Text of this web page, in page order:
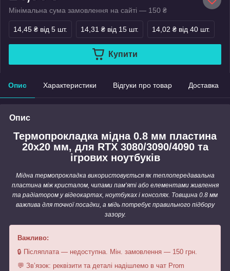
Мінімальна сума замовлення на сайті — 150 ₴
14,45 ₴ від 5 шт. 14,31 ₴ від 15 шт. 14,02 ₴ від 40 шт.
Купити
Опис Характеристики Відгуки про товар Доставка
Опис
Термопрокладка мідна 0.8 мм пластина
20x20 мм, для RTX 3080/3090/4090 та
ігрових ноутбуків
Мідна термопрокладка використовується як теплопередавальна
пластина між кристалом, чипами пам’яті або елементами живлення
та радіатором у відеокартах, ноутбуках і консолях. Товщина 0.8 мм
важлива для точної посадки, а мідь потребує правильного підбору
зазору.
Важливо:
🔒 Післяплата — недоступна. Мін. замовлення — 150 грн.
💬 Зв’язок: реквізити та деталі надішлемо в чат Prom